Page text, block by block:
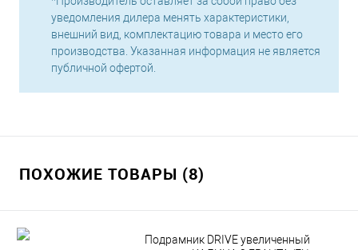
уведомления дилера менять характеристики,
внешний вид, комплектацию товара и место его
производства. Указанная информация не является
публичной офертой.
ПОХОЖИЕ ТОВАРЫ (8)
Подрамник DRIVE увеличенный